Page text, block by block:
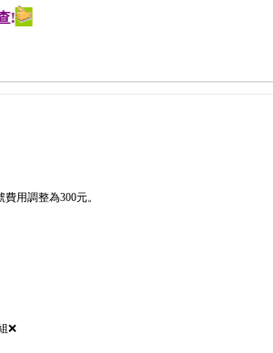
用調整為300元。
❌